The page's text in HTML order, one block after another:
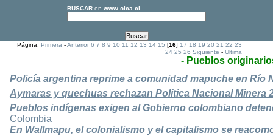
BUSCAR en www.olca.cl
Página:Primera -Anterior 6 7 8 9 10 11 12 13 14 15 [16]17 18 19 20 21 22 23
24 25 26 Siguiente -Ultima
- Pueblos
Policía argentina reprime a comunidad mapuche en Río
Aymaras y quechuas rechazan Política Nacional Minera
Pueblos indígenas exigen al Gobierno colombiano
Colombia
En Wallmapu, el colonialismo y el capitalismo se